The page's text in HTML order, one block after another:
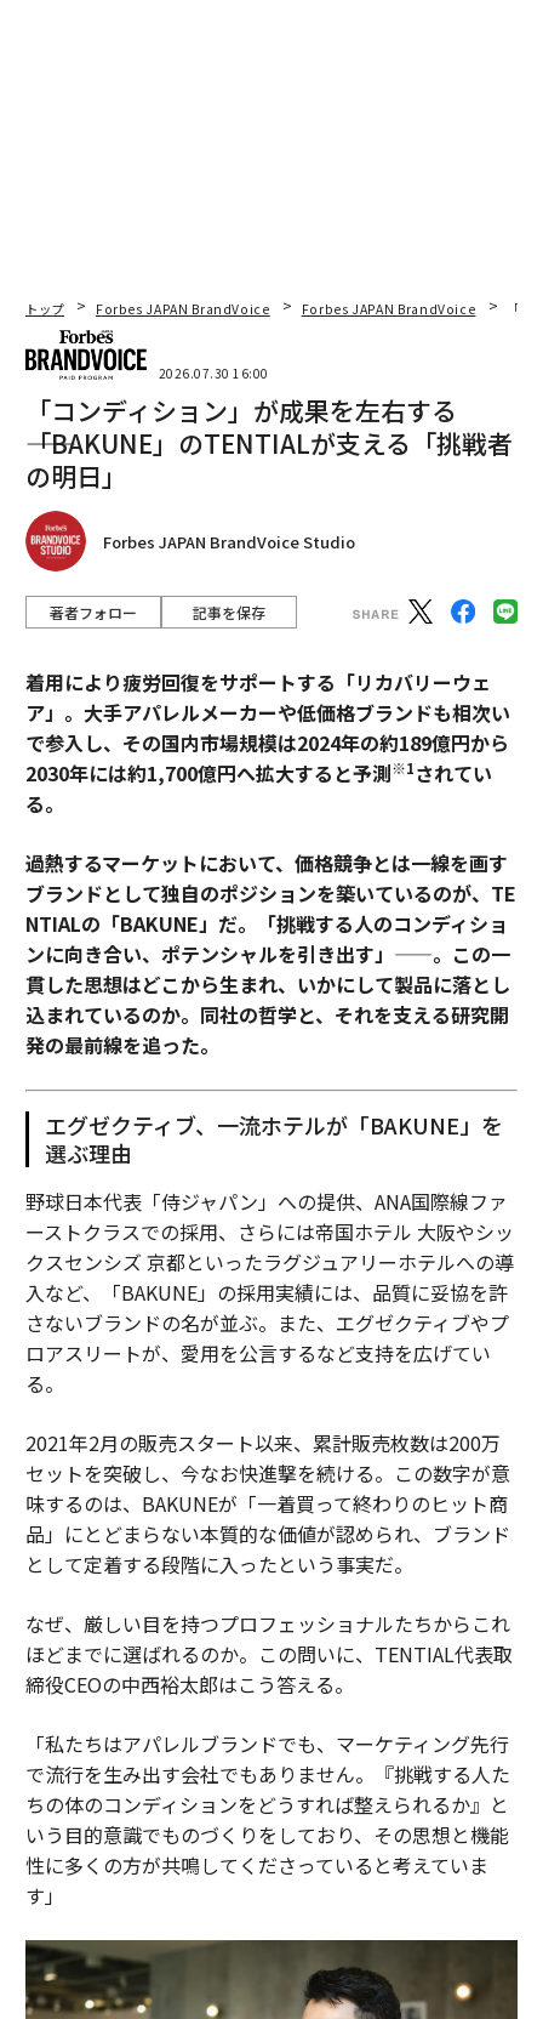
トップ Forbes JAPAN BrandVoice Forbes JAPAN BrandVoice 「
2026.07.30 16:00
「コンディション」が成果を左右する
――「BAKUNE」のTENTIALが支える「挑戦者
の明日」
Forbes JAPAN BrandVoice Studio
著者フォロー 記事を保存
着用により疲労回復をサポートする「リカバリーウェ
ア」。大手アパレルメーカーや低価格ブランドも相次い
で参入し、その国内市場規模は2024年の約189億円から
2030年には約1,700億円へ拡大すると予測※1されてい
る。
過熱するマーケットにおいて、価格競争とは一線を画す
ブランドとして独自のポジションを築いているのが、TE
NTIALの「BAKUNE」だ。「挑戦する人のコンディショ
ンに向き合い、ポテンシャルを引き出す」——。この一
貫した思想はどこから生まれ、いかにして製品に落とし
込まれているのか。同社の哲学と、それを支える研究開
発の最前線を追った。
エグゼクティブ、一流ホテルが「BAKUNE」を
選ぶ理由
野球日本代表「侍ジャパン」への提供、ANA国際線ファ
ーストクラスでの採用、さらには帝国ホテル 大阪やシッ
クスセンシズ 京都といったラグジュアリーホテルへの導
入など、「BAKUNE」の採用実績には、品質に妥協を許
さないブランドの名が並ぶ。また、エグゼクティブやプ
ロアスリートが、愛用を公言するなど支持を広げてい
る。
2021年2月の販売スタート以来、累計販売枚数は200万
セットを突破し、今なお快進撃を続ける。この数字が意
味するのは、BAKUNEが「一着買って終わりのヒット商
品」にとどまらない本質的な価値が認められ、ブランド
として定着する段階に入ったという事実だ。
なぜ、厳しい目を持つプロフェッショナルたちからこれ
ほどまでに選ばれるのか。この問いに、TENTIAL代表取
締役CEOの中西裕太郎はこう答える。
「私たちはアパレルブランドでも、マーケティング先行
で流行を生み出す会社でもありません。『挑戦する人た
ちの体のコンディションをどうすれば整えられるか』と
いう目的意識でものづくりをしており、その思想と機能
性に多くの方が共鳴してくださっていると考えていま
す」